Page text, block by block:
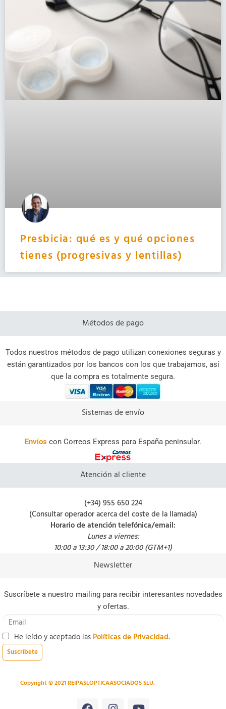
Presbicia: qué es y qué opciones
tienes (progresivas y lentillas)
Métodos de pago
Todos nuestros métodos de pago utilizan conexiones seguras y
están garantizados por los bancos con los que trabajamos, así
que la compra es totalmente segura.
Sistemas de envío
Envíos con Correos Express para España peninsular.
Atención al cliente
(+34) 955 650 224
(Consultar operador acerca del coste de la llamada)
Horario de atención telefónica/email:
Lunes a viernes:
10:00 a 13:30 / 18:00 a 20:00 (GTM+1)
Newsletter
Suscríbete a nuestro mailing para recibir interesantes novedades
y ofertas.
He leído y aceptado las Políticas de Privacidad.
Suscríbete
Copyright © 2021 REIPASLOPTICAASOCIADOS SLU.